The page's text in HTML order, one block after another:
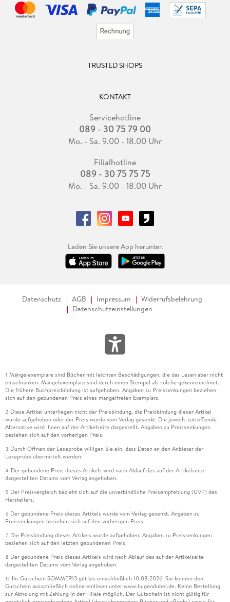
TRUSTED SHOPS
KONTAKT
Servicehotline
089 - 30 75 79 00
Mo. - Sa. 9.00 - 18.00 Uhr
Filialhotline
089 - 30 75 75 75
Mo. - Sa. 9.00 - 18.00 Uhr
Laden Sie unsere App herunter.
Datenschutz AGB Impressum
Widerrufsbelehrung
Datenschutzeinstellungen
1 Mängelexemplare sind Bücher mit leichten Beschädigungen, die das Lesen aber nicht
einschränken. Mängelexemplare sind durch einen Stempel als solche gekennzeichnet.
Die frühere Buchpreisbindung ist aufgehoben. Angaben zu Preissenkungen beziehen
sich auf den gebundenen Preis eines mangelfreien Exemplars.
2 Diese Artikel unterliegen nicht der Preisbindung, die Preisbindung dieser Artikel
wurde aufgehoben oder der Preis wurde vom Verlag gesenkt. Die jeweils zutreffende
Alternative wird Ihnen auf der Artikelseite dargestellt. Angaben zu Preissenkungen
beziehen sich auf den vorherigen Preis.
3 Durch Öffnen der Leseprobe willigen Sie ein, dass Daten an den Anbieter der
Leseprobe übermittelt werden.
4 Der gebundene Preis dieses Artikels wird nach Ablauf des auf der Artikelseite
dargestellten Datums vom Verlag angehoben.
5 Der Preisvergleich bezieht sich auf die unverbindliche Preisempfehlung (UVP) des
Herstellers.
6 Der gebundene Preis dieses Artikels wurde vom Verlag gesenkt. Angaben zu
Preissenkungen beziehen sich auf den vorherigen Preis.
7 Die Preisbindung dieses Artikels wurde aufgehoben. Angaben zu Preissenkungen
beziehen sich auf den letzten gebundenen Preis.
8 Der gebundene Preis dieses Artikels wird nach Ablauf des auf der Artikelseite
dargestellten Datums vom Verlag angehoben.
12 Ihr Gutschein SOMMER13 gilt bis einschließlich 10.08.2026. Sie können den
Gutschein ausschließlich online einlösen unter www.hugendubel.de. Keine Bestellung
zur Abholung mit Zahlung in der Filiale möglich. Der Gutschein ist nicht gültig für